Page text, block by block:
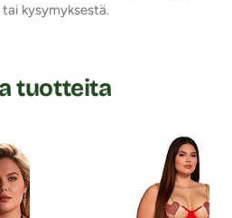
kysymyksestä.
tuotteita